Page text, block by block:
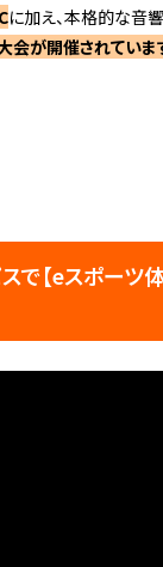
に加え、本格的な音
会が開催されていま
で【eスポーツ